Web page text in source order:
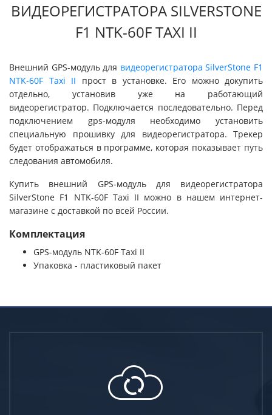
Видео
Отзывы
Поддержка
ВИДЕОРЕГИСТРАТОРА SILVERSTONE
F1 NTK-60F TAXI II
Внешний GPS-модуль для видеорегистратора SilverStone F1
NTK-60F Taxi II прост в установке. Его можно докупить
отдельно, установив уже на работающий
видеорегистратор. Подключается последовательно. Перед
подключением gps-модуля необходимо установить
специальную прошивку для видеорегистратора. Трекер
будет отображаться в программе, которая показывает путь
следования автомобиля.
Купить внешний GPS-модуль для видеорегистратора
SilverStone F1 NTK-60F Taxi II можно в нашем интернет-
магазине с доставкой по всей России.
Комплектация
GPS-модуль NTK-60F Taxi II
Упаковка - пластиковый пакет